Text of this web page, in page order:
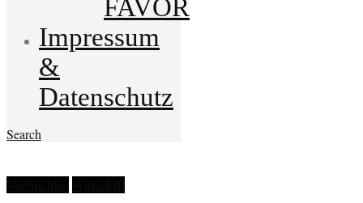
FAVOR
Impressum
&
Datenschutz
Search